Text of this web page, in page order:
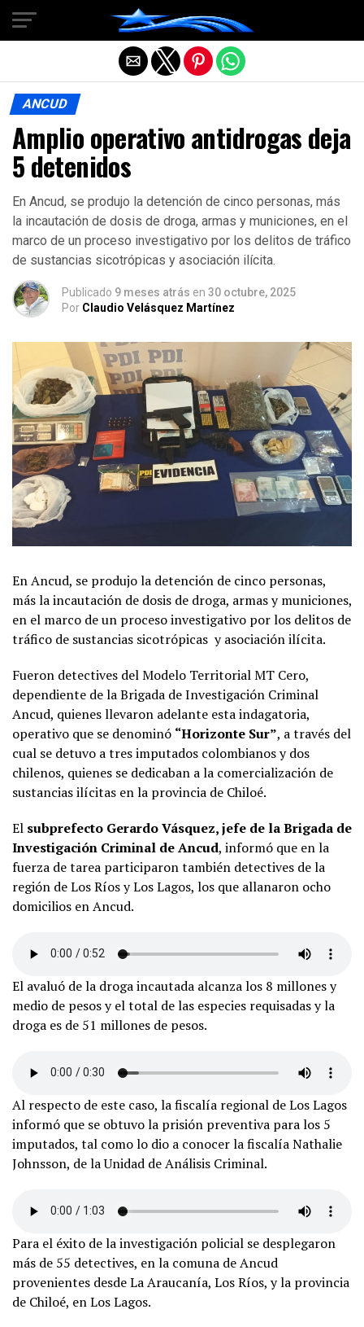
ANCUD
Amplio operativo antidrogas deja
5 detenidos
En Ancud, se produjo la detención de cinco personas, más
la incautación de dosis de droga, armas y municiones, en el
marco de un proceso investigativo por los delitos de tráfico
de sustancias sicotrópicas y asociación ilícita.
Publicado 9 meses atrás en 30 octubre, 2025
Por Claudio Velásquez Martínez
En Ancud, se produjo la detención de cinco personas,
más la incautación de dosis de droga, armas y municiones,
en el marco de un proceso investigativo por los delitos de
tráfico de sustancias sicotrópicas y asociación ilícita.
Fueron detectives del Modelo Territorial MT Cero,
dependiente de la Brigada de Investigación Criminal
Ancud, quienes llevaron adelante esta indagatoria,
operativo que se denominó “Horizonte Sur”, a través del
cual se detuvo a tres imputados colombianos y dos
chilenos, quienes se dedicaban a la comercialización de
sustancias ilícitas en la provincia de Chiloé.
El subprefecto Gerardo Vásquez, jefe de la Brigada de
Investigación Criminal de Ancud, informó que en la
fuerza de tarea participaron también detectives de la
región de Los Ríos y Los Lagos, los que allanaron ocho
domicilios en Ancud.
El avaluó de la droga incautada alcanza los 8 millones y
medio de pesos y el total de las especies requisadas y la
droga es de 51 millones de pesos.
Al respecto de este caso, la fiscalía regional de Los Lagos
informó que se obtuvo la prisión preventiva para los 5
imputados, tal como lo dio a conocer la fiscalía Nathalie
Johnsson, de la Unidad de Análisis Criminal.
Para el éxito de la investigación policial se desplegaron
más de 55 detectives, en la comuna de Ancud
provenientes desde La Araucanía, Los Ríos, y la provincia
de Chiloé, en Los Lagos.
Salir de la versión móvil